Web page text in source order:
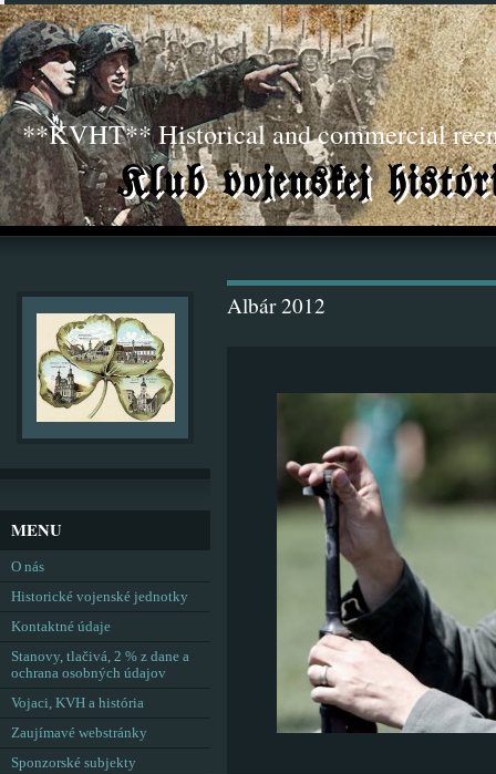
**KVHT** Historical and commercial
Albár 2012
MENU
O nás
Historické vojenské jednotky
Kontaktné údaje
Stanovy, tlačivá, 2 % z dane a
ochrana osobných údajov
Vojaci, KVH a história
Zaujímavé webstránky
Sponzorské subjekty